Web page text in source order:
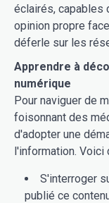
éclairés, capables
opinion propre
déferle sur les
Apprendre à
numérique
Pour naviguer de
foisonnant des
d'adopter une
l'information. Voici
S'interroger
publié ce